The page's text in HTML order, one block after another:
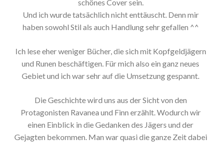
schönes Cover sein.
Und ich wurde tatsächlich nicht enttäuscht. Denn mir
haben sowohl Stil als auch Handlung sehr gefallen ^^
Ich lese eher weniger Bücher, die sich mit Kopfgeldjägern
und Runen beschäftigen. Für mich also ein ganz neues
Gebiet und ich war sehr auf die Umsetzung gespannt.
Die Geschichte wird uns aus der Sicht von den
Protagonisten Ravanea und Finn erzählt. Wodurch wir
einen Einblick in die Gedanken des Jägers und der
Gejagten bekommen. Man war quasi die ganze Zeit dabei